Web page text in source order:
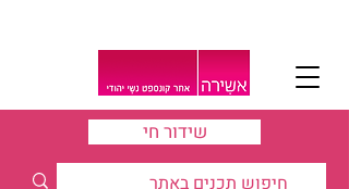
שידור חי